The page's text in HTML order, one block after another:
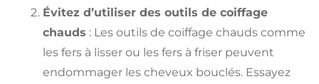
Évitez d’utiliser des outils de coiffage
chauds : Les outils de coiffage chauds comme
les fers à lisser ou les fers à friser peuvent
endommager les cheveux bouclés. Essayez